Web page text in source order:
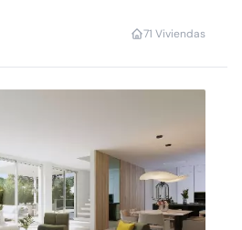
71 Viviendas